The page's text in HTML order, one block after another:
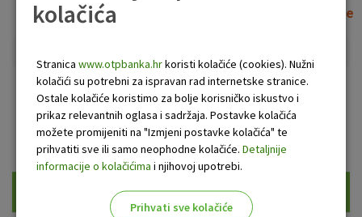
Lista poslovnica i bankomata Očisti filtere
Bankomat Poslovnica
Prikaži samo uplatne bankomate
kolačića
Stranica www.otpbanka.hrkoristi kolačiće (cookies). Nužni
kolačići su potrebni za ispravan rad internetske stranice.
Ostale kolačiće koristimo za bolje korisničko iskustvo i
prikaz relevantnih oglasa i sadržaja. Postavke kolačića
možete promijeniti na "Izmjeni postavke kolačića" te
prihvatiti sve ili samo neophodne kolačiće. Detaljnije
informacije o kolačićima i njihovoj upotrebi.
Prihvati sve kolačiće